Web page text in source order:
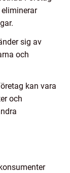
sig av
och
kan vara
och